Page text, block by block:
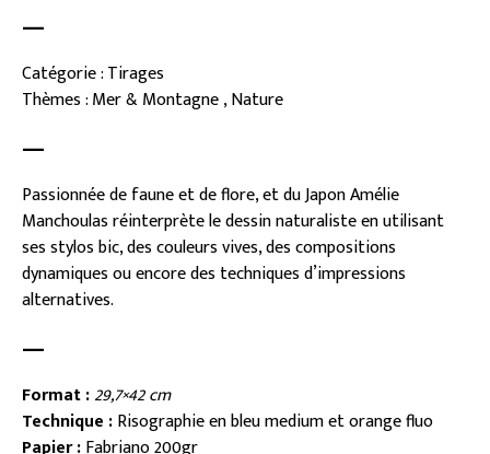
—
Catégorie : Tirages
Thèmes : Mer & Montagne , Nature
—
Passionnée de faune et de flore, et du Japon Amélie
Manchoulas réinterprète le dessin naturaliste en utilisant
ses stylos bic, des couleurs vives, des compositions
dynamiques ou encore des techniques d’impressions
alternatives.
—
Format :29,7×42 cm
Technique :Risographie en bleu medium et orange fluo